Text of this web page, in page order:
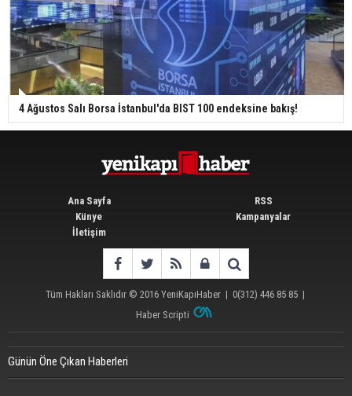
4 Ağustos Salı Borsa İstanbul'da BIST 100 endeksine bakış!
Ana Sayfa
Künye
İletişim
RSS
Kampanyalar
Tüm Hakları Saklıdır © 2016 YeniKapıHaber| 0(312) 446 85 85|
Haber Scripti
Günün Öne Çıkan Haberleri